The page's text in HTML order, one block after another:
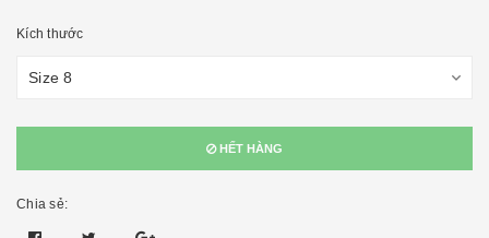
Kích thước
HẾT HÀNG
Chia sẻ: